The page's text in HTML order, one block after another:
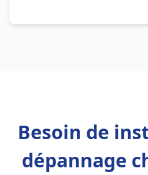
Besoin de
dépannage